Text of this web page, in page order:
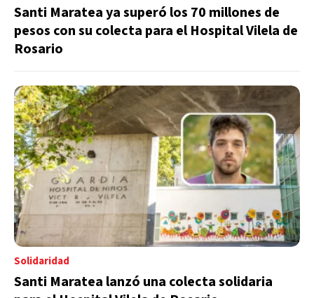
Santi Maratea ya superó los 70 millones de
pesos con su colecta para el Hospital Vilela de
Rosario
Solidaridad
Santi Maratea lanzó una colecta solidaria